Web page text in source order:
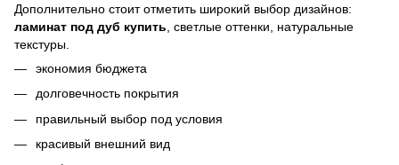
Дополнительно стоит отметить широкий выбор дизайнов:
ламинат под дуб купить , светлые оттенки, натуральные
текстуры.
экономия бюджета
долговечность покрытия
правильный выбор под условия
красивый внешний вид